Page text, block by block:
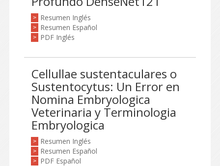
> Resumen Inglés
> Resumen Español
> PDF Inglés
Cellullae sustentaculares o
Sustentocytus: Un Error en
Nomina Embryologica
Veterinaria y Terminologia
Embryologica
> Resumen Inglés
> Resumen Español
> PDF Español